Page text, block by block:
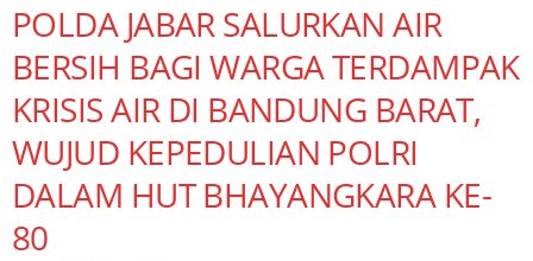
POLDA JABAR SALURKAN AIR
BERSIH BAGI WARGA TERDAMPAK
KRISIS AIR DI BANDUNG BARAT,
WUJUD KEPEDULIAN POLRI
DALAM HUT BHAYANGKARA KE-
80